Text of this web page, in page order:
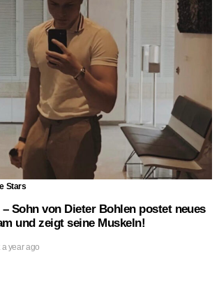
Stars
– Sohn von Dieter Bohlen postet neues
und zeigt seine Muskeln!
year ago